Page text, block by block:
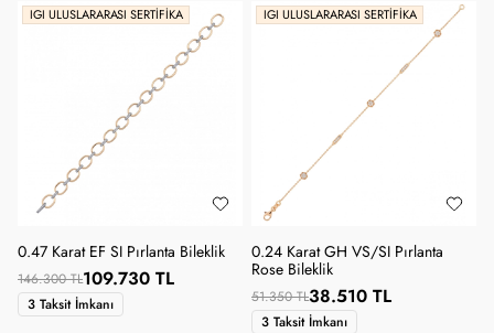
IGI ULUSLARARASI SERTIFIKA
0.47 Karat EF SI Pırlanta Bileklik
146.300 TL109.730 TL
3 Taksit İmkanı
IGI ULUSLARARASI SERTIFIKA
0.24 Karat GH VS/SI Pırlanta
Rose Bileklik
51.350 TL38.510 TL
3 Taksit İmkanı